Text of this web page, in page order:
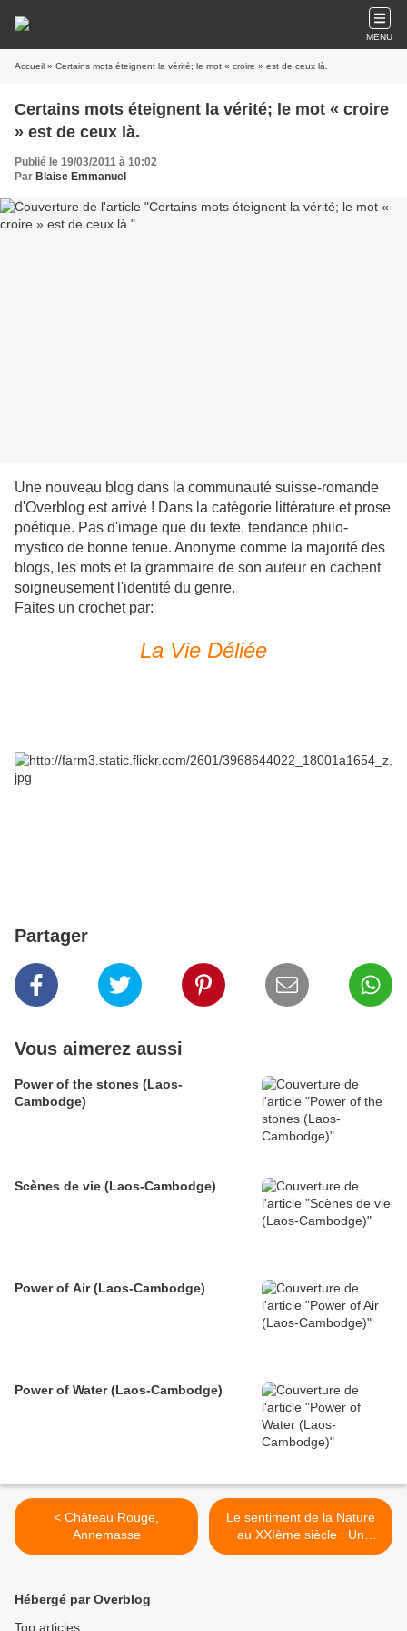
MENU
Accueil » Certains mots éteignent la vérité; le mot « croire » est de ceux là.
Certains mots éteignent la vérité; le mot « croire
» est de ceux là.
Publié le 19/03/2011 à 10:02
Par Blaise Emmanuel
Une nouveau blog dans la communauté suisse-romande
d'Overblog est arrivé ! Dans la catégorie littérature et prose
poétique. Pas d'image que du texte, tendance philo-
mystico de bonne tenue. Anonyme comme la majorité des
blogs, les mots et la grammaire de son auteur en cachent
soigneusement l'identité du genre.
Faites un crochet par:
La Vie Déliée
Partager
Vous aimerez aussi
Power of the stones (Laos-
Cambodge)
Scènes de vie (Laos-Cambodge)
Power of Air (Laos-Cambodge)
Power of Water (Laos-Cambodge)
< Château Rouge,
Annemasse
Le sentiment de la Nature
au XXIème siècle : Un
questionnaire pas comme
Hébergé par Overblog
Top articles